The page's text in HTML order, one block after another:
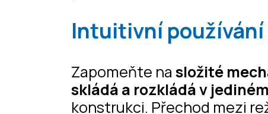
Intuitivní používání
Zapomeňte na složité
skládá a rozkládá v
konstrukci. Přechod mezi